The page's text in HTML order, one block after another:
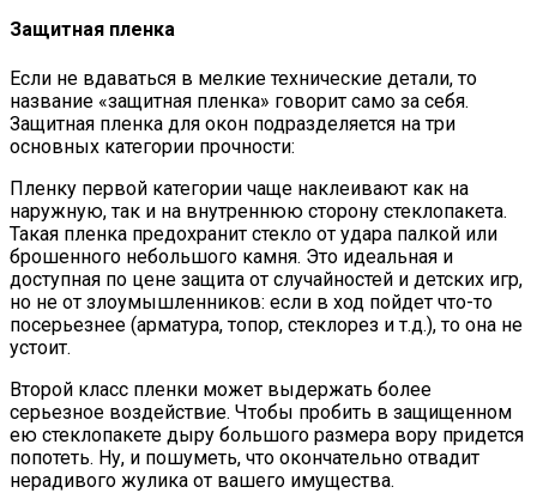
Защитная пленка
Если не вдаваться в мелкие технические детали, то
название «защитная пленка» говорит само за себя.
Защитная пленка для окон подразделяется на три
основных категории прочности:
Пленку первой категории чаще наклеивают как на
наружную, так и на внутреннюю сторону стеклопакета.
Такая пленка предохранит стекло от удара палкой или
брошенного небольшого камня. Это идеальная и
доступная по цене защита от случайностей и детских игр,
но не от злоумышленников: если в ход пойдет что-то
посерьезнее (арматура, топор, стеклорез и т.д.), то она не
устоит.
Второй класс пленки может выдержать более
серьезное воздействие. Чтобы пробить в защищенном
ею стеклопакете дыру большого размера вору придется
попотеть. Ну, и пошуметь, что окончательно отвадит
нерадивого жулика от вашего имущества.